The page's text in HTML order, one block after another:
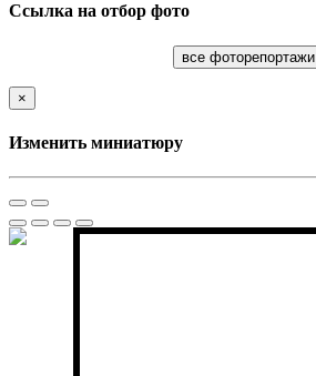
Ссылка на отбор фото
все фоторепортажи
×
Изменить миниатюру